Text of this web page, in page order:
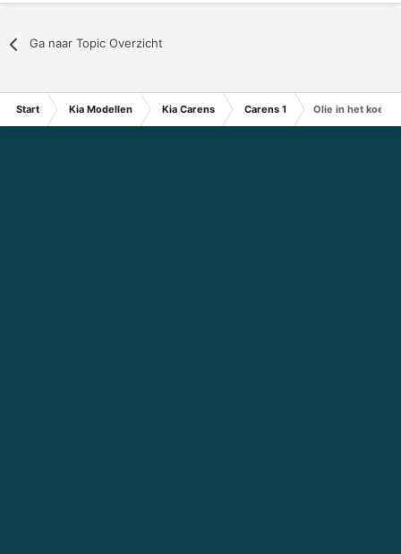
Ga naar Topic Overzicht
Start Kia Modellen Kia Carens Carens 1 Olie in het